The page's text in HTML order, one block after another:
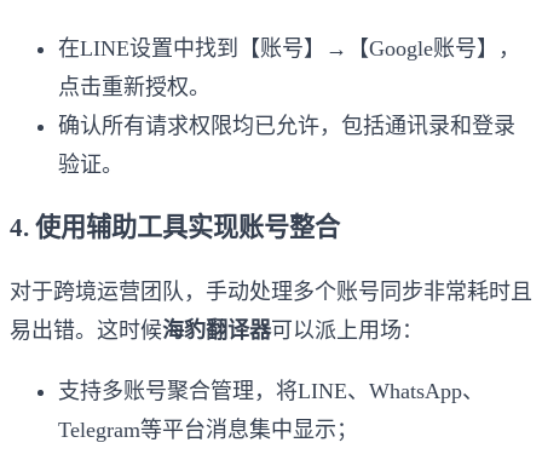
在LINE设置中找到【账号】→【Google账号】，
点击重新授权。
确认所有请求权限均已允许，包括通讯录和登录
验证。
4. 使用辅助工具实现账号整合
对于跨境运营团队，手动处理多个账号同步非常耗时且
易出错。这时候海豹翻译器可以派上用场：
支持多账号聚合管理，将LINE、WhatsApp、
Telegram等平台消息集中显示；